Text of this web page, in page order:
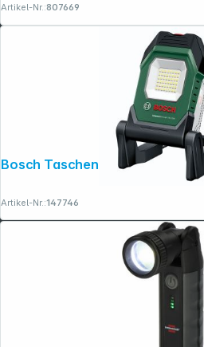
Artikel-Nr.:807669
Artikel-Nr.:147746